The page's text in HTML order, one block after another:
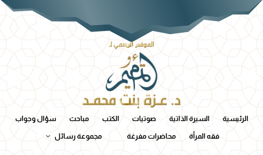
الرئيسية السيرة الذاتية صوتيات الكتب مباحث سؤال وجواب
فقه المرأة محاضرات مفرغة مجموعة رسائل